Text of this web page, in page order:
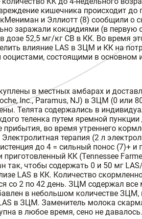
кишечника происходит до
и Эллиотт (8) сообщили о
заражали кокцидиями (в первую
52,5 мг/кг СВ в КК. Во время
влияние LAS в ЗЦМ и КК на
состоящими в основном
в местных амбарах и
Inc., Paramus, NJ) в ЗЦМ (0 или
Телята содержались в
теленка путем яремной
во время утреннего
терапия (2 л
до 4 = сильный понос (7)+ и
КК (Tennessee
так, чтобы содержать 0 и 50 мг
LAS в КК. Количество
со 2 по 42 день. ЗЦМ содержал
в небольшом количестве
в ЗЦМ. Заменитель молока
в любое время, сено не